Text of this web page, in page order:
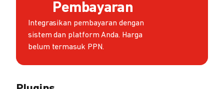
Pembayaran
Integrasikan pembayaran dengan
sistem dan platform Anda. Harga
belum termasuk PPN.